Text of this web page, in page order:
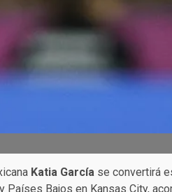
Katia García se convertirá
Países Bajos en Kansas City,